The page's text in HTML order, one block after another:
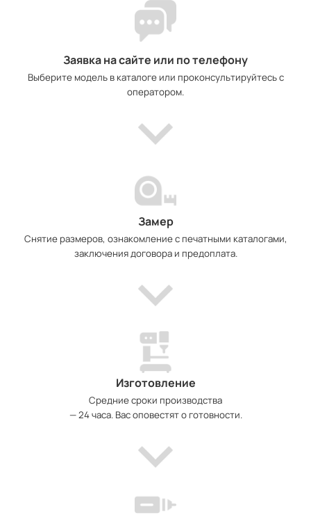
Заявка на сайте или по телефону
Выберите модель в каталоге или проконсультируйтесь с
оператором.
Замер
Снятие размеров, ознакомление с печатными каталогами,
заключения договора и предоплата.
Изготовление
Средние сроки производства
— 24 часа. Вас оповестят о готовности.